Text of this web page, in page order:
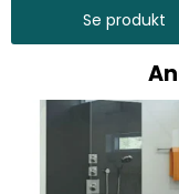
Se produkt